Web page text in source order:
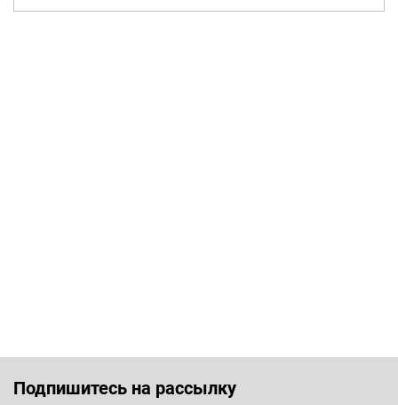
Подпишитесь на рассылку